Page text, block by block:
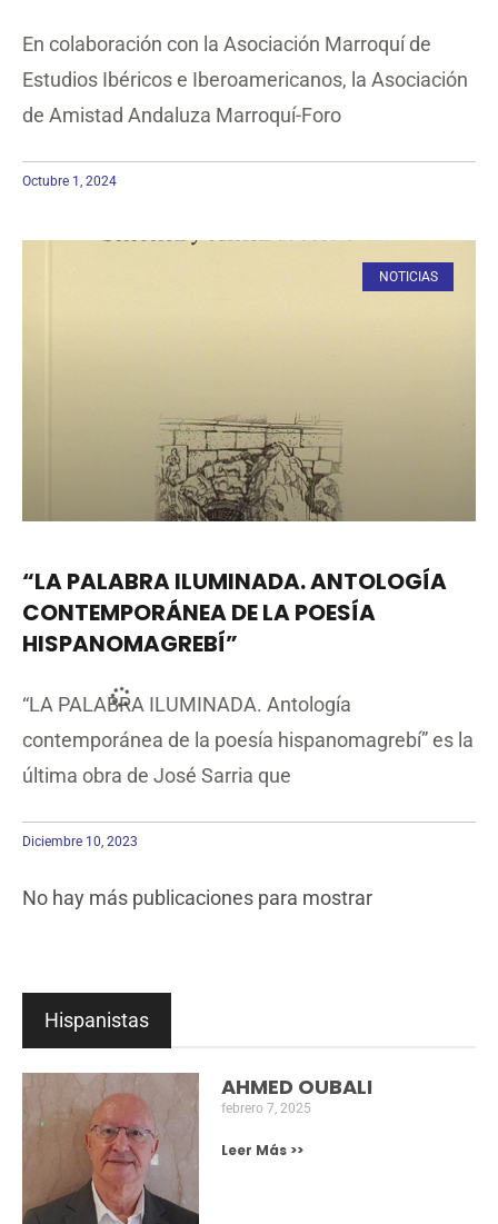
En colaboración con la Asociación Marroquí de
Estudios Ibéricos e Iberoamericanos, la Asociación
de Amistad Andaluza Marroquí-Foro
Octubre 1, 2024
NOTICIAS
“LA PALABRA ILUMINADA. ANTOLOGÍA
CONTEMPORÁNEA DE LA POESÍA
HISPANOMAGREBÍ”
“LA PALABRA ILUMINADA. Antología
contemporánea de la poesía hispanomagrebí” es la
última obra de José Sarria que
Diciembre 10, 2023